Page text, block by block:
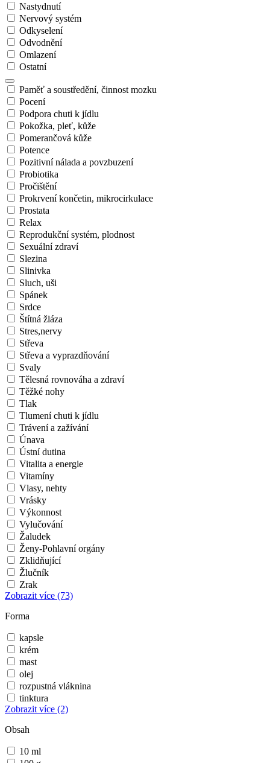
Nastydnutí
Nervový systém
Odkyselení
Odvodnění
Omlazení
Ostatní
Paměť a soustředění, činnost mozku
Pocení
Podpora chuti k jídlu
Pokožka, pleť, kůže
Pomerančová kůže
Potence
Pozitivní nálada a povzbuzení
Probiotika
Pročištění
Prokrvení končetin, mikrocirkulace
Prostata
Relax
Reprodukční systém, plodnost
Sexuální zdraví
Slezina
Slinivka
Sluch, uši
Spánek
Srdce
Štítná žláza
Stres,nervy
Střeva
Střeva a vyprazdňování
Svaly
Tělesná rovnováha a zdraví
Těžké nohy
Tlak
Tlumení chuti k jídlu
Trávení a zažívání
Únava
Ústní dutina
Vitalita a energie
Vitamíny
Vlasy, nehty
Vrásky
Výkonnost
Vylučování
Žaludek
Ženy-Pohlavní orgány
Zklidňující
Žlučník
Zrak
Zobrazit více (73)
Forma
kapsle
krém
mast
olej
rozpustná vláknina
tinktura
Zobrazit více (2)
Obsah
10 ml